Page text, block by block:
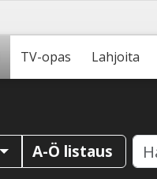
TV-opas Lahjoita
A-Ö listaus